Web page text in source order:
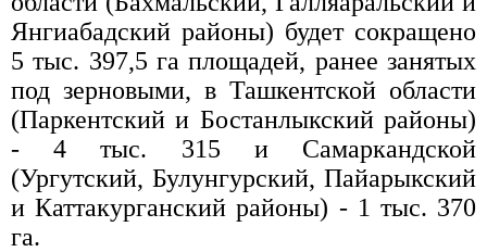
Янгиабадский районы) будет сокращено
5 тыс. 397,5 га площадей, ранее занятых
под зерновыми, в Ташкентской области
(Паркентский и Бостанлыкский районы)
- 4 тыс. 315 и Самаркандской
(Ургутский, Булунгурский, Пайарыкский
и Каттакурганский районы) - 1 тыс. 370
га.